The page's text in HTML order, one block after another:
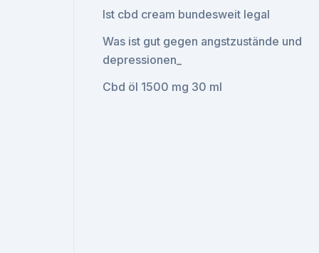
Ist cbd cream bundesweit legal
Was ist gut gegen angstzustände und
depressionen_
Cbd öl 1500 mg 30 ml